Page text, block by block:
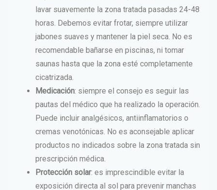
lavar suavemente la zona tratada pasadas 24-48
horas. Debemos evitar frotar, siempre utilizar
jabones suaves y mantener la piel seca. No es
recomendable bañarse en piscinas, ni tomar
saunas hasta que la zona esté completamente
cicatrizada.
Medicación: siempre el consejo es seguir las
pautas del médico que ha realizado la operación.
Puede incluir analgésicos, antiinflamatorios o
cremas venotónicas. No es aconsejable aplicar
productos no indicados sobre la zona tratada sin
prescripción médica.
Protección solar: es imprescindible evitar la
exposición directa al sol para prevenir manchas